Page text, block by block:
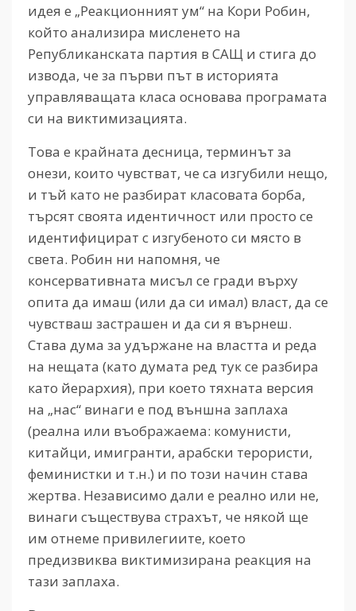
идея е „Реакционният ум“ на Кори Робин,
който анализира мисленето на
Републиканската партия в САЩ и стига до
извода, че за първи път в историята
управляващата класа основава програмата
си на виктимизацията.
Това е крайната десница, терминът за
онези, които чувстват, че са изгубили нещо,
и тъй като не разбират класовата борба,
търсят своята идентичност или просто се
идентифицират с изгубеното си място в
света. Робин ни напомня, че
консервативната мисъл се гради върху
опита да имаш (или да си имал) власт, да се
чувстваш застрашен и да си я върнеш.
Става дума за удържане на властта и реда
на нещата (като думата ред тук се разбира
като йерархия), при което тяхната версия
на „нас“ винаги е под външна заплаха
(реална или въображаема: комунисти,
китайци, имигранти, арабски терористи,
феминистки и т.н.) и по този начин става
жертва. Независимо дали е реално или не,
винаги съществува страхът, че някой ще
им отнеме привилегиите, което
предизвиква виктимизирана реакция на
тази заплаха.